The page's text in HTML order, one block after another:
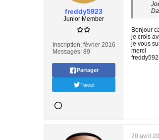
freddy5923
Junior Member
Inscription: février 2016
Messages: 89
Partager
Tweet
Bonjour
je crois
je vous
merci
20 avril